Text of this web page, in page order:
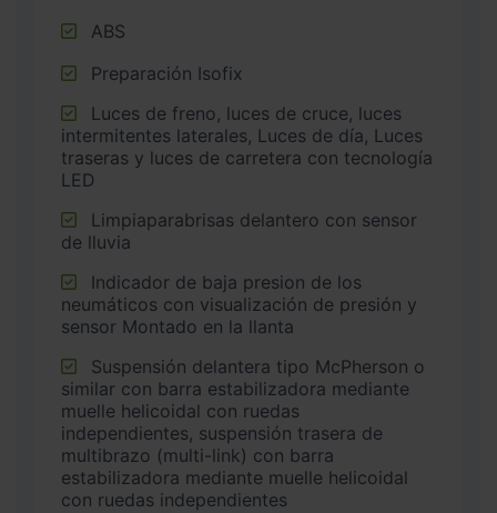
ABS
Preparación Isofix
intermitentes laterales, Luces de día, Luces
traseras y luces de carretera con tecnología
LED
de lluvia
neumáticos con visualización de presión y
sensor Montado en la llanta
similar con barra estabilizadora mediante
muelle helicoidal con ruedas
independientes, suspensión trasera de
multibrazo (multi-link) con barra
estabilizadora mediante muelle helicoidal
con ruedas independientes